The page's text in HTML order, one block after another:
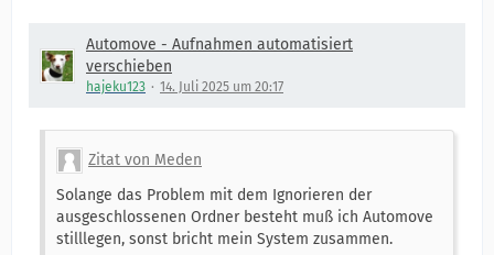
Automove - Aufnahmen automatisiert
verschieben
hajeku123 14. Juli 2025 um 20:17
Zitat von Meden
Solange das Problem mit dem Ignorieren der
ausgeschlossenen Ordner besteht muß ich Automove
stilllegen, sonst bricht mein System zusammen.